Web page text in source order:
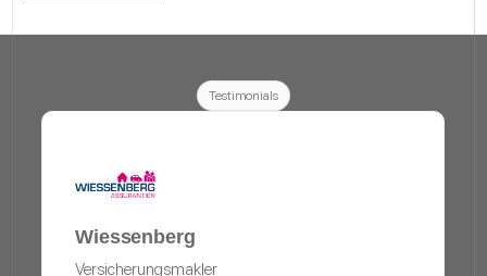
Testimonials
Wiessenberg
Versicherungsmakler